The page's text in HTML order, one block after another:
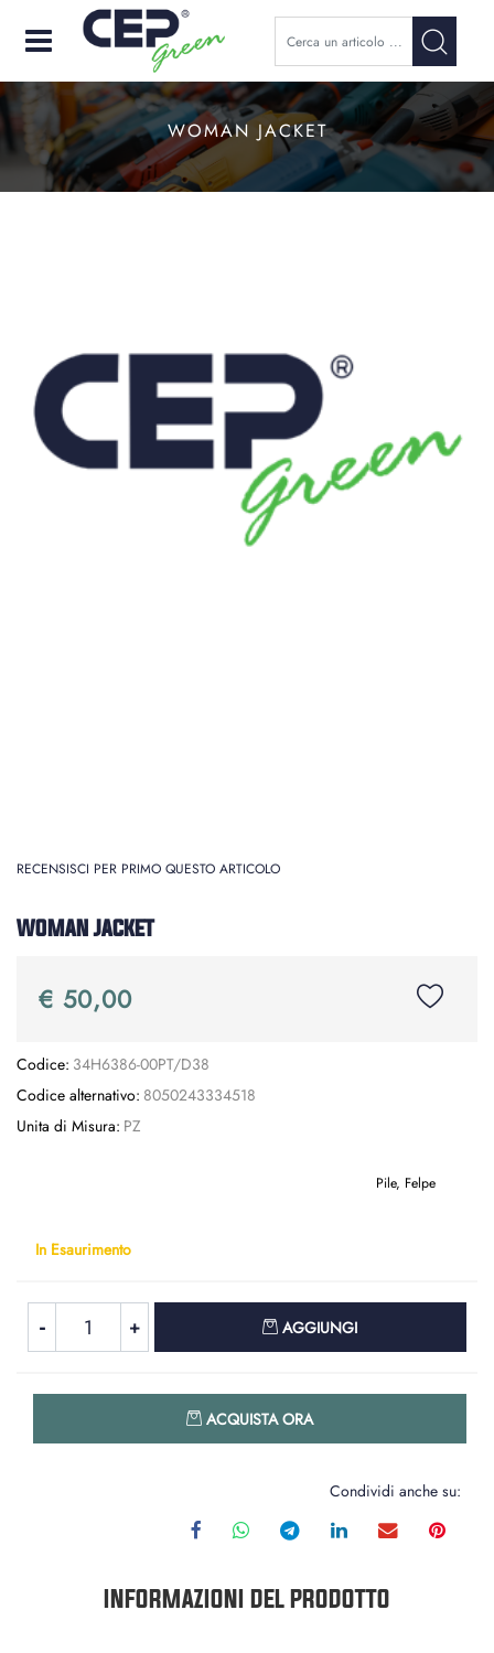
Open
WOMAN JACKET
RECENSISCI PER PRIMO QUESTO ARTICOLO
WOMAN JACKET
€ 50,00
Codice: 34H6386-00PT/D38
Codice alternativo: 8050243334518
Unita di Misura: PZ
Pile, Felpe
In Esaurimento
AGGIUNGI
ACQUISTA ORA
Condividi anche su:
INFORMAZIONI DEL PRODOTTO